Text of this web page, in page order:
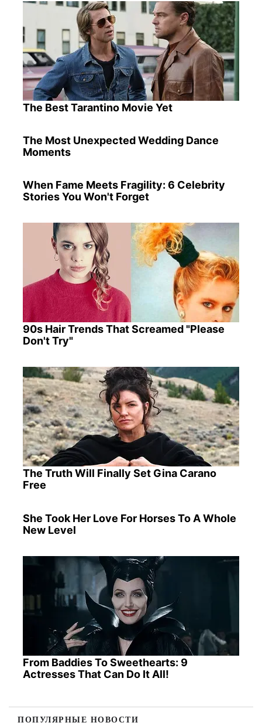
The Best Tarantino Movie Yet
The Most Unexpected Wedding Dance
Moments
When Fame Meets Fragility: 6 Celebrity
Stories You Won't Forget
90s Hair Trends That Screamed "Please
Don't Try"
The Truth Will Finally Set Gina Carano
Free
She Took Her Love For Horses To A Whole
New Level
From Baddies To Sweethearts: 9
Actresses That Can Do It All!
ПОПУЛЯРНЫЕ НОВОСТИ